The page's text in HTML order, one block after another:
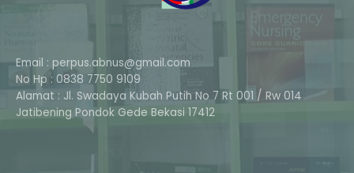
Email : perpus.abnus@gmail.com
No Hp : 0838 7750 9109
Alamat : Jl. Swadaya Kubah Putih No 7 Rt 001 / Rw 014
Jatibening Pondok Gede Bekasi 17412